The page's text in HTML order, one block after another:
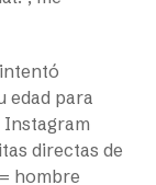
edad para
Instagram
directas de
hombre